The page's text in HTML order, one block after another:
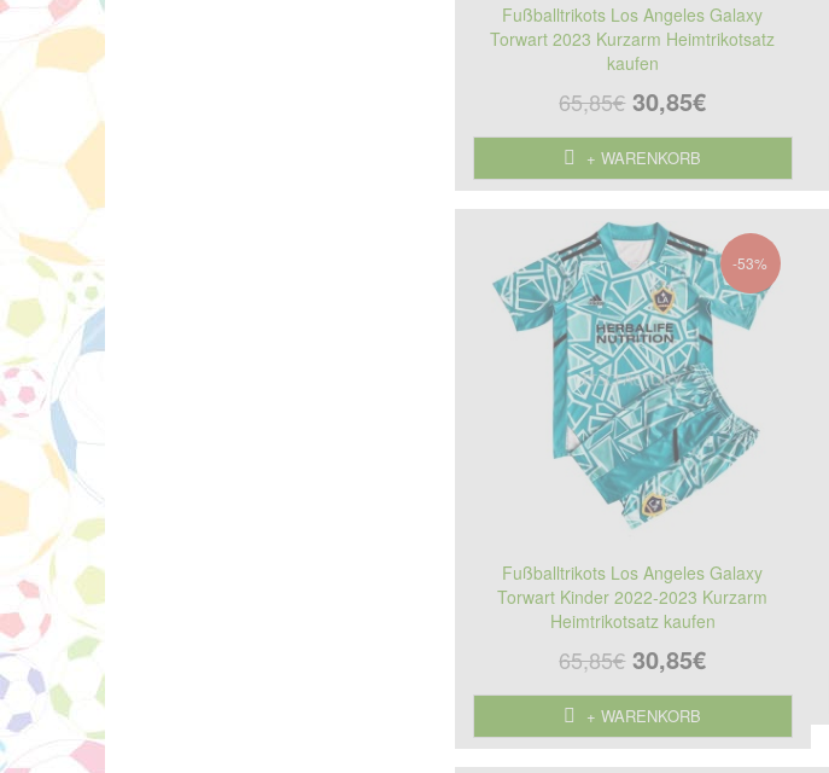
Fußballtrikots Los Angeles Galaxy
Torwart 2023 Kurzarm Heimtrikotsatz
kaufen
65,85€ 30,85€
+ WARENKORB
-53%
Fußballtrikots Los Angeles Galaxy
Torwart Kinder 2022-2023 Kurzarm
Heimtrikotsatz kaufen
65,85€ 30,85€
+ WARENKORB